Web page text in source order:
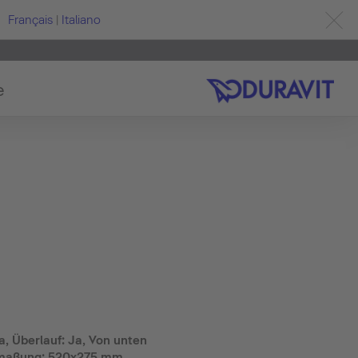
Français | Italiano
Überlauf: Ja, Von unten